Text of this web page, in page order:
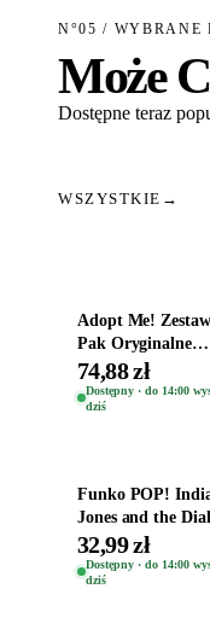
N°05 / WYBRANE
Może
Dostępne teraz
WSZYSTKIE →
Adopt Me!
Pak Oryginalne
Figurki Roblox
Zwierzęta
Time
74,88 zł
Dostępny · do 14:00
dziś
Funko POP!
Jones and the Dial
Destiny Bobble-
Helena Shaw 1386
32,99 zł
Dostępny · do 14:00
dziś